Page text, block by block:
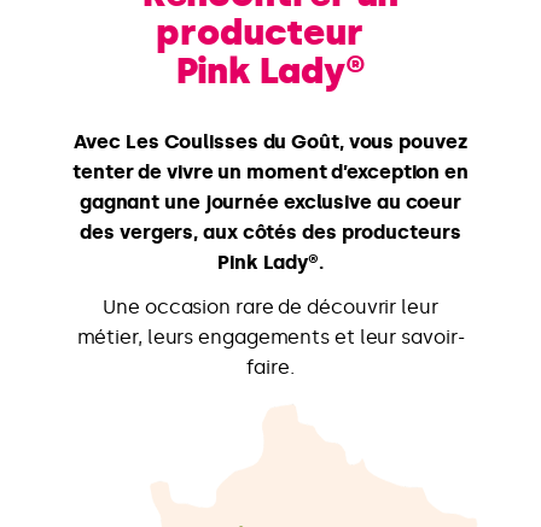
producteur
Pink Lady®
Avec Les Coulisses du Goût, vous pouvez
tenter de vivre un moment d’exception en
gagnant une journée exclusive au coeur
des vergers, aux côtés des producteurs
Pink Lady®.
Une occasion rare de découvrir leur
métier, leurs engagements et leur savoir-
faire.